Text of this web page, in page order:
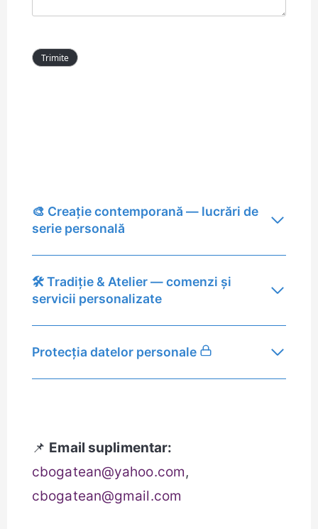
🎨 Creație contemporană — lucrări de
serie personală
🛠 Tradiție & Atelier — comenzi și
servicii personalizate
Protecția datelor personale
📌 Email suplimentar:
cbogatean@yahoo.com,
cbogatean@gmail.com